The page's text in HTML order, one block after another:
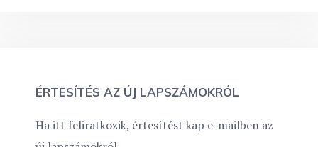
ÉRTESÍTÉS AZ ÚJ LAPSZÁMOKRÓL
Ha itt feliratkozik, értesítést kap e-mailben az